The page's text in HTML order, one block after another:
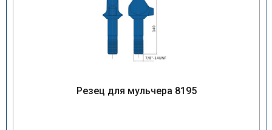
Резец для мульчера 8195